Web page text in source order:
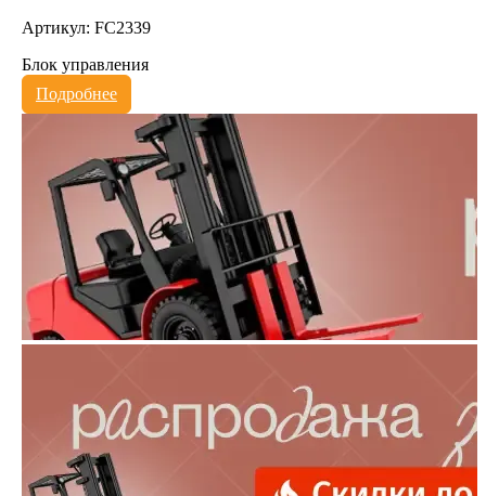
Артикул: FC2339
Блок управления
Подробнее